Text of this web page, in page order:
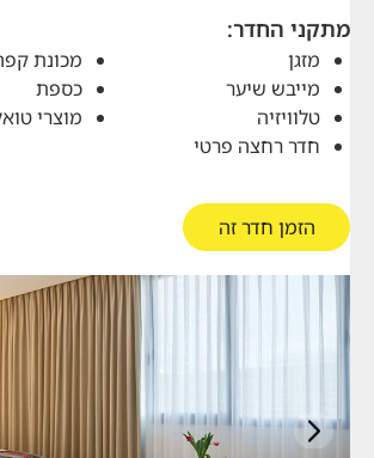
מתקני החדר:
מזגן
מכונת
מייבש שיער
כספת
טלוויזיה
מוצרי
חדר רחצה פרטי
הזמן חדר זה
הבא